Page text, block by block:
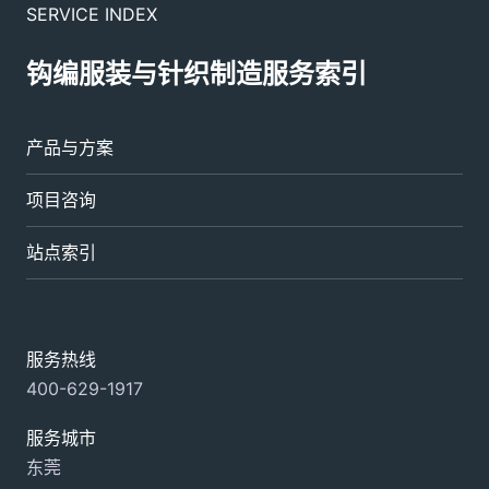
SERVICE INDEX
钩编服装与针织制造服务索引
产品与方案
项目咨询
站点索引
服务热线
400-629-1917
服务城市
东莞